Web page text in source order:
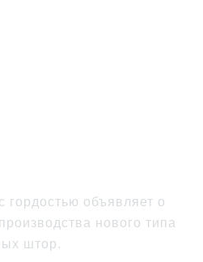
гордостью объявляет о
нового типа
штор.